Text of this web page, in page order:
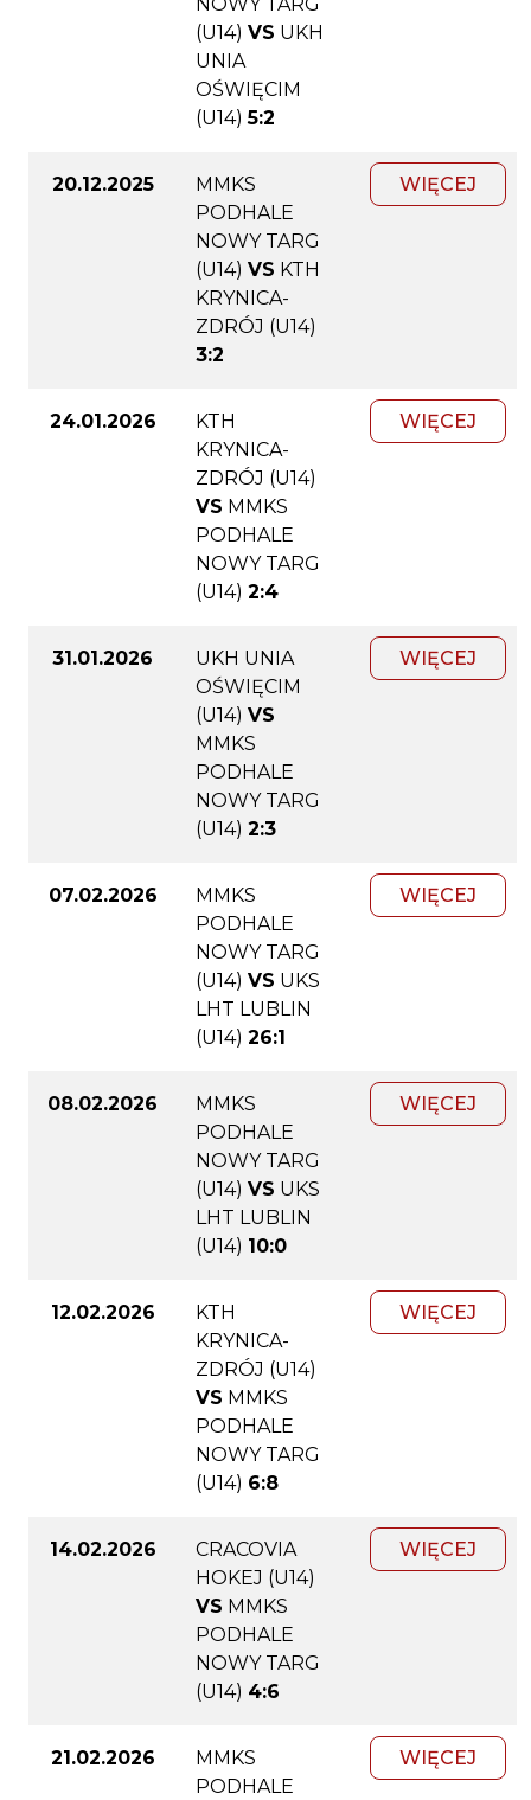
(U14) VS UKH
UNIA
OŚWIĘCIM
(U14) 5:2
20.12.2025
MMKS
PODHALE
NOWY TARG
(U14) VS KTH
KRYNICA-
ZDRÓJ (U14)
3:2
WIĘCEJ
24.01.2026
KTH
KRYNICA-
ZDRÓJ (U14)
VS MMKS
PODHALE
NOWY TARG
(U14) 2:4
WIĘCEJ
31.01.2026
UKH UNIA
OŚWIĘCIM
(U14) VS
MMKS
PODHALE
NOWY TARG
(U14) 2:3
WIĘCEJ
07.02.2026
MMKS
PODHALE
NOWY TARG
(U14) VS UKS
LHT LUBLIN
(U14) 26:1
WIĘCEJ
08.02.2026
MMKS
PODHALE
NOWY TARG
(U14) VS UKS
LHT LUBLIN
(U14) 10:0
WIĘCEJ
12.02.2026
KTH
KRYNICA-
ZDRÓJ (U14)
VS MMKS
PODHALE
NOWY TARG
(U14) 6:8
WIĘCEJ
14.02.2026
CRACOVIA
HOKEJ (U14)
VS MMKS
PODHALE
NOWY TARG
(U14) 4:6
WIĘCEJ
21.02.2026
MMKS
PODHALE
WIĘCEJ